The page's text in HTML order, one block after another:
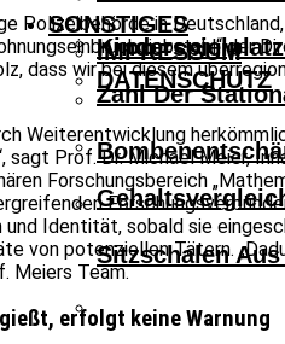
Zahl Der
Sitzschalen
SONSTIGES
IMPRESSUM
DATENSCHUTZ
Polizeibehörde in
der
dass wir bei diesem
Weiterentwicklung
sagt Prof. Dr. Michael Meier,
Forschungsbereich
Identität, sobald sie
von potenziellen Tätern.
Meiers Team.
erfolgt keine Warnung